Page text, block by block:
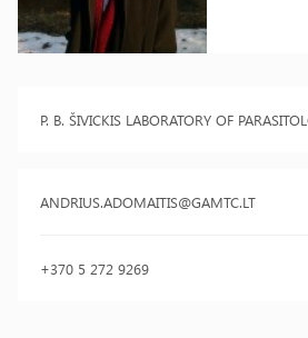
P. B. ŠIVICKIS LABORATORY OF
ANDRIUS.ADOMAITIS@GAMTC.LT
+370 5 272 9269